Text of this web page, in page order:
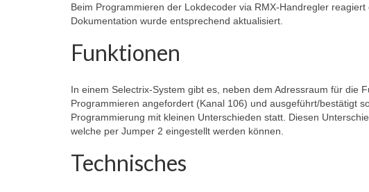
Beim Programmieren der Lokdecoder via RMX-Handregler
Dokumentation wurde entsprechend aktualisiert.
Funktionen
In einem Selectrix-System gibt es, neben dem Adressraum für die
Programmieren angefordert (Kanal 106) und ausgeführt/bestätigt
Programmierung mit kleinen Unterschieden statt. Diesen
welche per Jumper 2 eingestellt werden können.
Technisches